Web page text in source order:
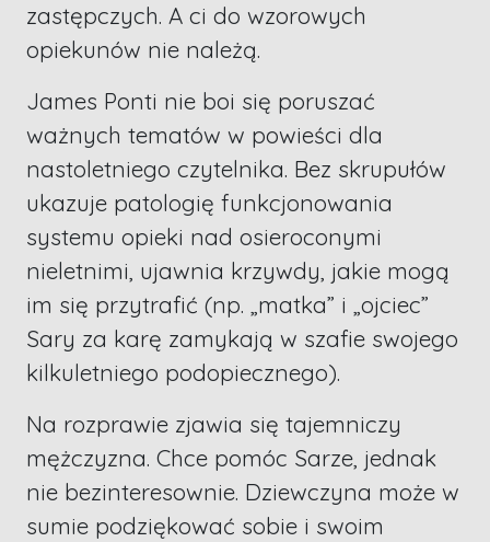
zastępczych. A ci do wzorowych
opiekunów nie należą.
James Ponti nie boi się poruszać
ważnych tematów w powieści dla
nastoletniego czytelnika. Bez skrupułów
ukazuje patologię funkcjonowania
systemu opieki nad osieroconymi
nieletnimi, ujawnia krzywdy, jakie mogą
im się przytrafić (np. „matka” i „ojciec”
Sary za karę zamykają w szafie swojego
kilkuletniego podopiecznego).
Na rozprawie zjawia się tajemniczy
mężczyzna. Chce pomóc Sarze, jednak
nie bezinteresownie. Dziewczyna może w
sumie podziękować sobie i swoim